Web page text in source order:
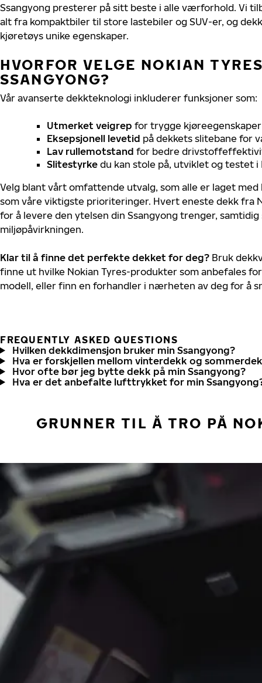
Ssangyong presterer på sitt beste i alle værforhold. Vi
alt fra kompaktbiler til store lastebiler og SUV-er, og
kjøretøys unike egenskaper.
HVORFOR VELGE NOKIAN
SSANGYONG?
Vår avanserte dekkteknologi inkluderer funksjoner som:
Utmerket veigrep for trygge
Eksepsjonell levetid på dekkets slitebane for
Lav rullemotstand for bedre
Slitestyrke du kan stole på, utviklet og testet i
Velg blant vårt omfattende utvalg, som alle er laget
som våre viktigste prioriteringer. Hvert eneste dekk fra
for å levere den ytelsen din Ssangyong trenger,
miljøpåvirkningen.
Klar til å finne det perfekte dekket for deg? Bruk
finne ut hvilke Nokian Tyres-produkter som anbefales
modell, eller finn en forhandler i nærheten av deg for å
FREQUENTLY ASKED QUESTIONS
Hvilken dekkdimensjon bruker min Ssangyong?
Hva er forskjellen mellom vinterdekk og
Hvor ofte bør jeg bytte dekk på min Ssangyong?
Hva er det anbefalte lufttrykket for min
GRUNNER TIL Å TRO PÅ